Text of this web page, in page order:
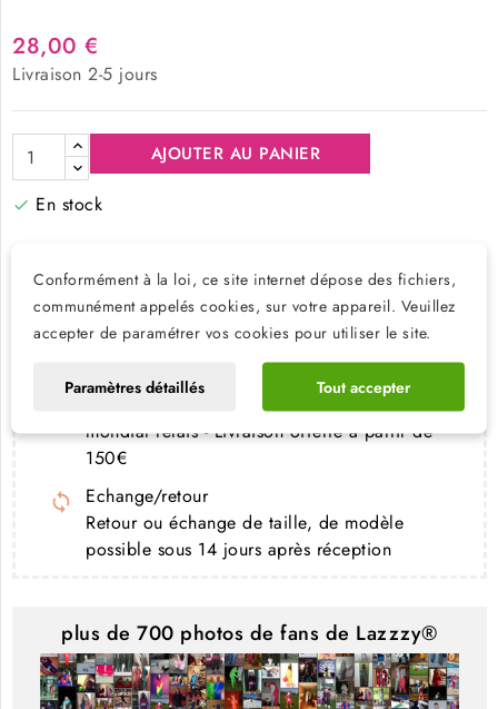
28,00 €
Livraison 2-5 jours
AJOUTER AU PANIER
 En stock
Paiement sécurisé
Vos paiements sont sécurisés par Comgate,
Apple Pay et Google Pay
Livraison 2-5 jours
Nous expédions vos colis via Colissimo ou
mondial relais - Livraison offerte à partir de
150€
Echange/retour
Retour ou échange de taille, de modèle
possible sous 14 jours après réception
plus de 700 photos de fans de Lazzzy®
Conformément à la loi, ce site internet dépose des fichiers,
communément appelés cookies, sur votre appareil. Veuillez
accepter de paramétrer vos cookies pour utiliser le site.
Paramètres détaillés Tout accepter